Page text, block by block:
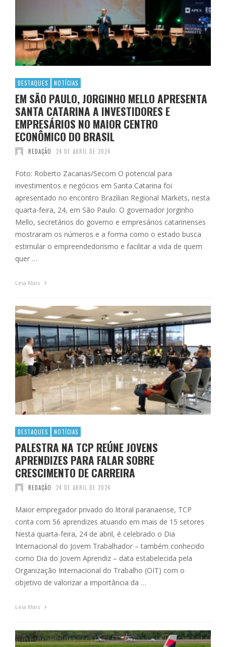
DESTAQUES NOTÍCIAS
EM SÃO PAULO, JORGINHO MELLO APRESENTA
SANTA CATARINA A INVESTIDORES E
EMPRESÁRIOS NO MAIOR CENTRO
ECONÔMICO DO BRASIL
REDAÇÃO 24 DE ABRIL DE 2024
Foto: Roberto Zacarias/Secom O potencial para
investimentos e negócios em Santa Catarina foi
apresentado no encontro Brazilian Regional Markets, nesta
quarta-feira, 24, em São Paulo. O governador Jorginho
Mello, secretários do governo e empresários catarinenses
mostraram os números e a forma como o estado busca
estimular o empreendedorismo e facilitar a vida de quem
quer …
Leia Mais
DESTAQUES NOTÍCIAS
PALESTRA NA TCP REÚNE JOVENS
APRENDIZES PARA FALAR SOBRE
CRESCIMENTO DE CARREIRA
REDAÇÃO 24 DE ABRIL DE 2024
Maior empregador privado do litoral paranaense, TCP
conta com 56 aprendizes atuando em mais de 15 setores
Nesta quarta-feira, 24 de abril, é celebrado o Dia
Internacional do Jovem Trabalhador – também conhecido
como Dia do Jovem Aprendiz – data estabelecida pela
Organização Internacional do Trabalho (OIT) com o
objetivo de valorizar a importância da …
Leia Mais